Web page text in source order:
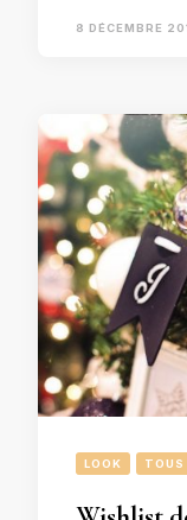
8 DÉCEMBRE
LOOK TOUS